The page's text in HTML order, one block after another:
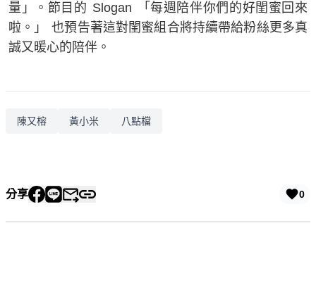
量」。節目的 Slogan 「每週陪伴你們的好閨蜜回來
啦。」 也預告著這對閨蜜組合將持續帶給粉絲更多真
誠又暖心的陪伴。
陳又榕 黃小米 八點檔
分享 0